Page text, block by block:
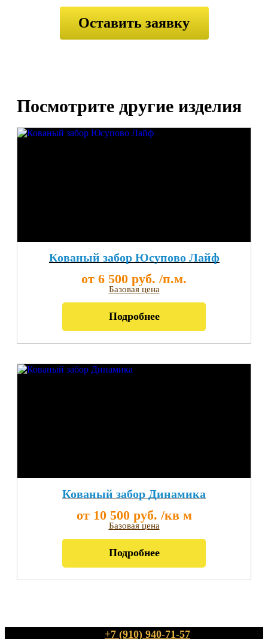
Посмотрите другие изделия
Кованый забор Юсупово Лайф
от 6 500 руб. /п.м.
Базовая цена
Подробнее
Кованый забор Динамика
от 10 500 руб. /кв м
Базовая цена
Подробнее
+7 (910) 940-71-57